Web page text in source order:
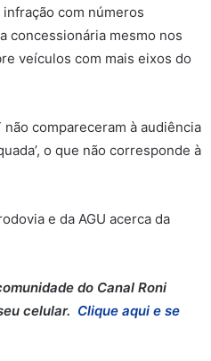
com números
concessionária mesmo nos
veículos com mais eixos do
compareceram à audiência
o que não corresponde à
e da AGU acerca da
do Canal Roni
celular. Clique aqui e se